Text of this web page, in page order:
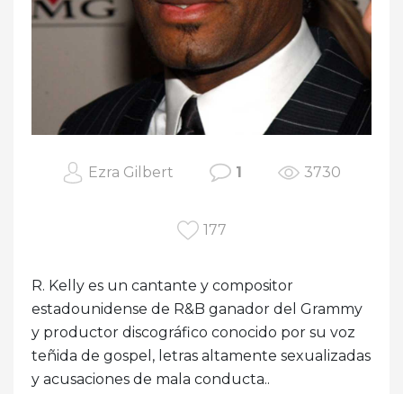
Ezra Gilbert 1 3730
177
R. Kelly es un cantante y compositor
estadounidense de R&B ganador del Grammy
y productor discográfico conocido por su voz
teñida de gospel, letras altamente sexualizadas
y acusaciones de mala conducta..